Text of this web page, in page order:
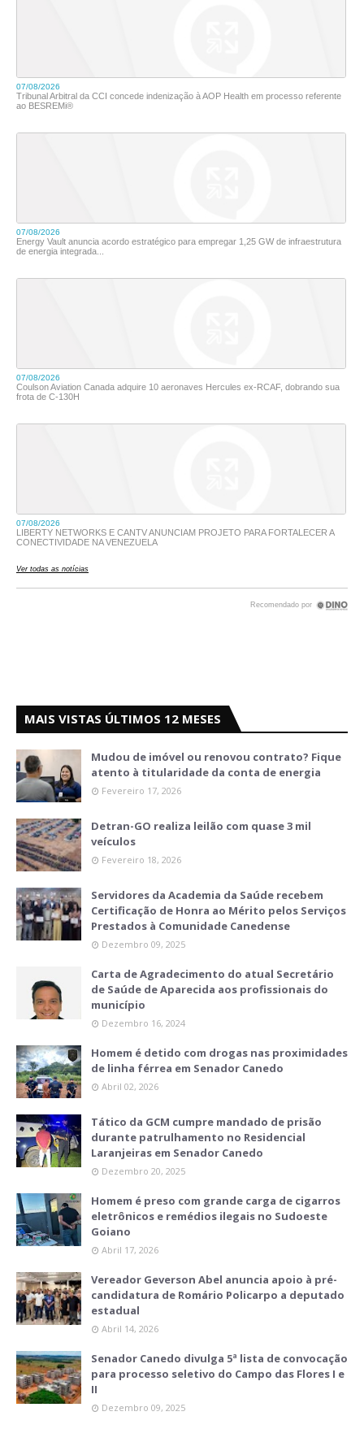
MAIS VISTAS ÚLTIMOS 12 MESES
Mudou de imóvel ou renovou contrato? Fique
atento à titularidade da conta de energia
Fevereiro 17, 2026
Detran-GO realiza leilão com quase 3 mil
veículos
Fevereiro 18, 2026
Servidores da Academia da Saúde recebem
Certificação de Honra ao Mérito pelos Serviços
Prestados à Comunidade Canedense
Dezembro 09, 2025
Carta de Agradecimento do atual Secretário
de Saúde de Aparecida aos profissionais do
município
Dezembro 16, 2024
Homem é detido com drogas nas proximidades
de linha férrea em Senador Canedo
Abril 02, 2026
Tático da GCM cumpre mandado de prisão
durante patrulhamento no Residencial
Laranjeiras em Senador Canedo
Dezembro 20, 2025
Homem é preso com grande carga de cigarros
eletrônicos e remédios ilegais no Sudoeste
Goiano
Abril 17, 2026
Vereador Geverson Abel anuncia apoio à pré-
candidatura de Romário Policarpo a deputado
estadual
Abril 14, 2026
Senador Canedo divulga 5ª lista de convocação
para processo seletivo do Campo das Flores I e
II
Dezembro 09, 2025